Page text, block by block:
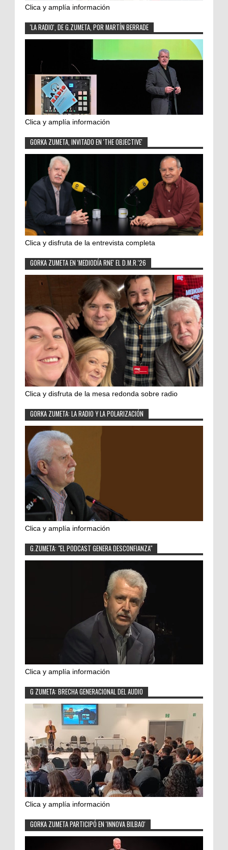
Clica y amplía información
'LA RADIO', DE G.ZUMETA, POR MARTÍN BERRADE
Clica y amplía información
GORKA ZUMETA, INVITADO EN 'THE OBJECTIVE'
Clica y disfruta de la entrevista completa
GORKA ZUMETA EN 'MEDIODÍA RNE' EL D.M.R.'26
Clica y disfruta de la mesa redonda sobre radio
GORKA ZUMETA: LA RADIO Y LA POLARIZACIÓN
Clica y amplía información
G.ZUMETA: "EL PODCAST GENERA DESCONFIANZA"
Clica y amplía información
G ZUMETA: BRECHA GENERACIONAL DEL AUDIO
Clica y amplía información
GORKA ZUMETA PARTICIPÓ EN 'INNOVA BILBAO'